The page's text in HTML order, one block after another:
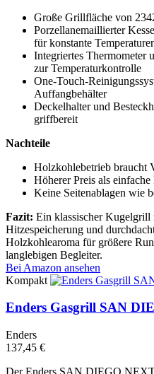
Große Grillfläche von
Porzellanemaillierter
für konstante
Integriertes Thermometer
zur Temperaturkontrolle
One-Touch-
Auffangbehälter
Deckelhalter und
griffbereit
Nachteile
Holzkohlebetrieb braucht
Höherer Preis als
Keine Seitenablagen wie
Fazit: Ein klassischer
Hitzespeicherung und
Holzkohlearoma für größere
langlebigen Begleiter.
Bei Amazon ansehen
Kompakt
Enders Gasgrill SAN
Enders
137,45 €
Der Enders SAN DIEGO